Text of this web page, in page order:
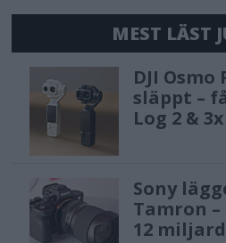
MEST LÄST
DJI Osmo
släppt –
Log 2 &
Sony
Tamron
12